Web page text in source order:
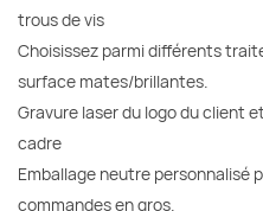
trous de vis
Choisissez parmi différents
surface mates/brillantes.
Gravure laser du logo du client
cadre
Emballage neutre personnalisé
commandes en gros.